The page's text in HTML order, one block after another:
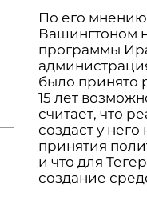
По его
Вашингтоном
программы
было принято
15 лет
считает, что
создаст у
принятия
и что для
создание